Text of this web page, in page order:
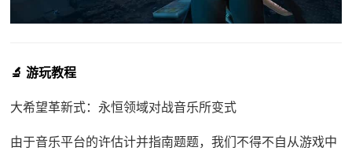
🔬 游玩教程
大希望革新式：永恒领域对战音乐所变式
由于音乐平台的许估计并指南题题，我们不得不自从游戏中